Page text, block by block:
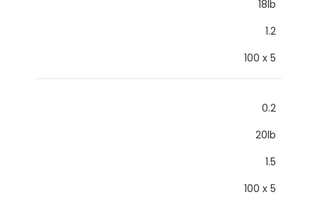
18lb
1.2
100 x 5
0.2
20lb
1.5
100 x 5